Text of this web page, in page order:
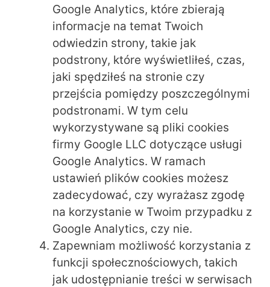
Google Analytics, które zbierają
informacje na temat Twoich
odwiedzin strony, takie jak
podstrony, które wyświetliłeś, czas,
jaki spędziłeś na stronie czy
przejścia pomiędzy poszczególnymi
podstronami. W tym celu
wykorzystywane są pliki cookies
firmy Google LLC dotyczące usługi
Google Analytics. W ramach
ustawień plików cookies możesz
zadecydować, czy wyrażasz zgodę
na korzystanie w Twoim przypadku z
Google Analytics, czy nie.
Zapewniam możliwość korzystania z
funkcji społecznościowych, takich
jak udostępnianie treści w serwisach